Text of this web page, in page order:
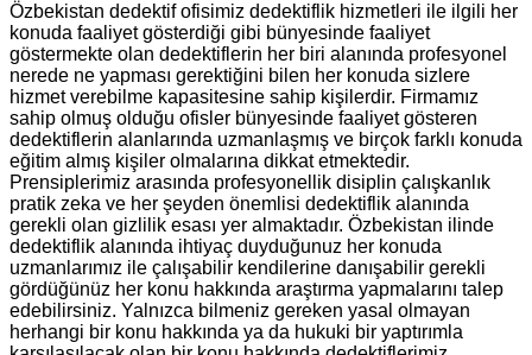
Özbekistan dedektif ofisimiz dedektiflik hizmetleri ile ilgili her
konuda faaliyet gösterdiği gibi bünyesinde faaliyet
göstermekte olan dedektiflerin her biri alanında profesyonel
nerede ne yapması gerektiğini bilen her konuda sizlere
hizmet verebilme kapasitesine sahip kişilerdir. Firmamız
sahip olmuş olduğu ofisler bünyesinde faaliyet gösteren
dedektiflerin alanlarında uzmanlaşmış ve birçok farklı konuda
eğitim almış kişiler olmalarına dikkat etmektedir.
Prensiplerimiz arasında profesyonellik disiplin çalışkanlık
pratik zeka ve her şeyden önemlisi dedektiflik alanında
gerekli olan gizlilik esası yer almaktadır. Özbekistan ilinde
dedektiflik alanında ihtiyaç duyduğunuz her konuda
uzmanlarımız ile çalışabilir kendilerine danışabilir gerekli
gördüğünüz her konu hakkında araştırma yapmalarını talep
edebilirsiniz. Yalnızca bilmeniz gereken yasal olmayan
herhangi bir konu hakkında ya da hukuki bir yaptırımla